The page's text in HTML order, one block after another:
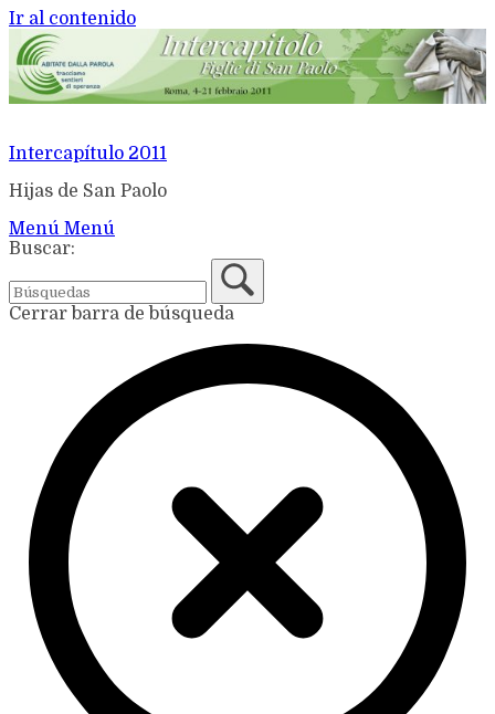
Ir al contenido
Intercapítulo 2011
Hijas de San Paolo
Menú Menú
Buscar:
Cerrar barra de búsqueda